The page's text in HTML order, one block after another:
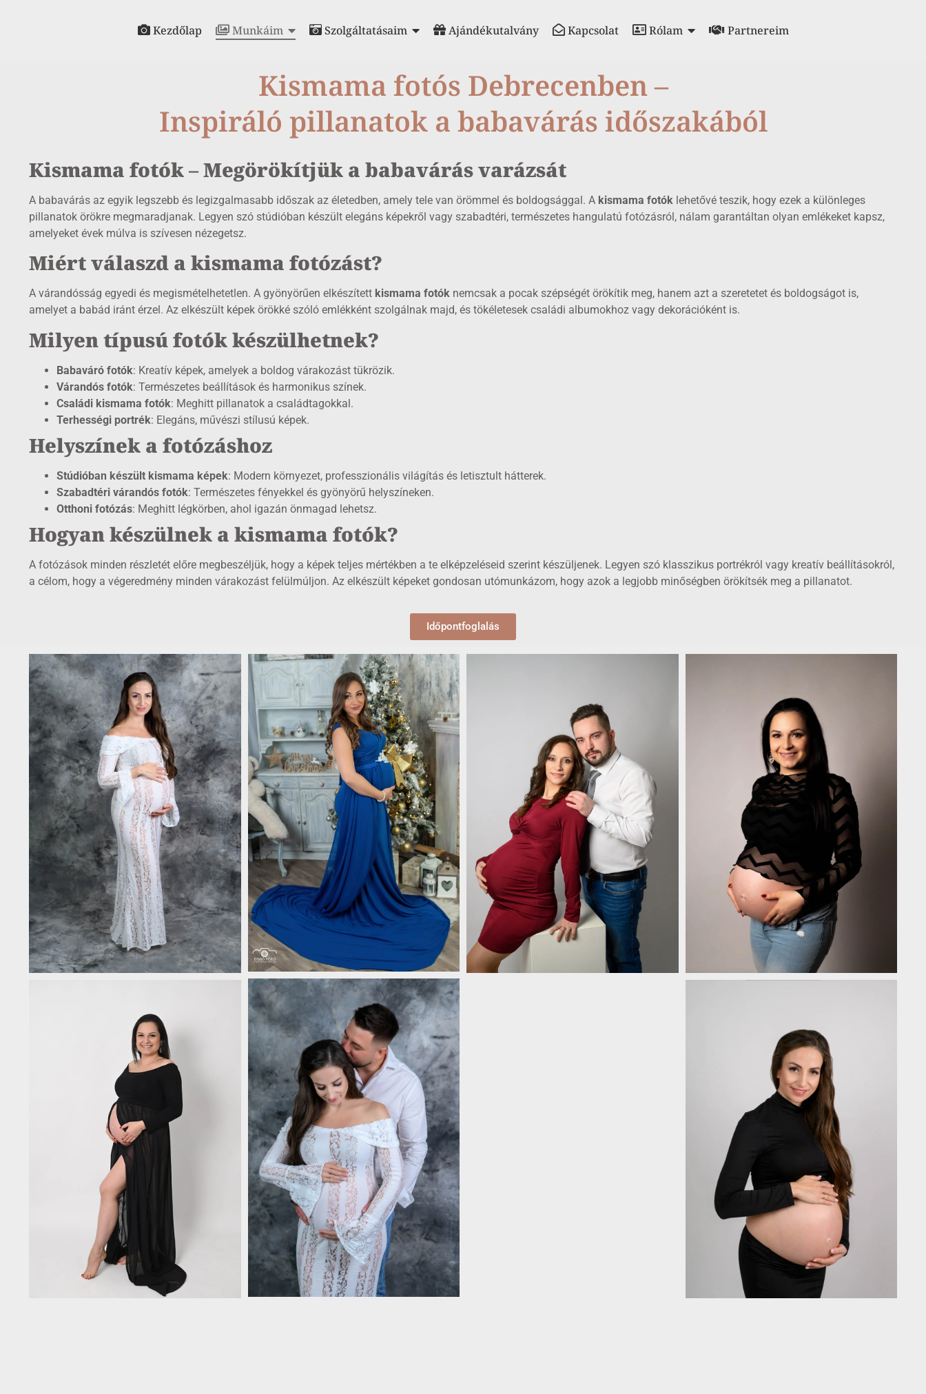
Kezdőlap Munkáim Szolgáltatásaim Ajándékutalvány Kapcsolat Rólam Partnereim
Kismama fotós Debrecenben –
Inspiráló pillanatok a babavárás időszakából
Kismama fotók – Megörökítjük a babavárás varázsát
A babavárás az egyik legszebb és legizgalmasabb időszak az életedben, amely tele van örömmel és boldogsággal. A kismama fotók lehetővé teszik, hogy ezek a különleges
pillanatok örökre megmaradjanak. Legyen szó stúdióban készült elegáns képekről vagy szabadtéri, természetes hangulatú fotózásról, nálam garantáltan olyan emlékeket kapsz,
amelyeket évek múlva is szívesen nézegetsz.
Miért válaszd a kismama fotózást?
A várandósság egyedi és megismételhetetlen. A gyönyörűen elkészített kismama fotók nemcsak a pocak szépségét örökítik meg, hanem azt a szeretetet és boldogságot is,
amelyet a babád iránt érzel. Az elkészült képek örökké szóló emlékként szolgálnak majd, és tökéletesek családi albumokhoz vagy dekorációként is.
Milyen típusú fotók készülhetnek?
Babaváró fotók: Kreatív képek, amelyek a boldog várakozást tükrözik.
Várandós fotók: Természetes beállítások és harmonikus színek.
Családi kismama fotók: Meghitt pillanatok a családtagokkal.
Terhességi portrék: Elegáns, művészi stílusú képek.
Helyszínek a fotózáshoz
Stúdióban készült kismama képek: Modern környezet, professzionális világítás és letisztult hátterek.
Szabadtéri várandós fotók: Természetes fényekkel és gyönyörű helyszíneken.
Otthoni fotózás: Meghitt légkörben, ahol igazán önmagad lehetsz.
Hogyan készülnek a kismama fotók?
A fotózások minden részletét előre megbeszéljük, hogy a képek teljes mértékben a te elképzeléseid szerint készüljenek. Legyen szó klasszikus portrékról vagy kreatív beállításokról,
a célom, hogy a végeredmény minden várakozást felülmúljon. Az elkészült képeket gondosan utómunkázom, hogy azok a legjobb minőségben örökítsék meg a pillanatot.
Időpontfoglalás